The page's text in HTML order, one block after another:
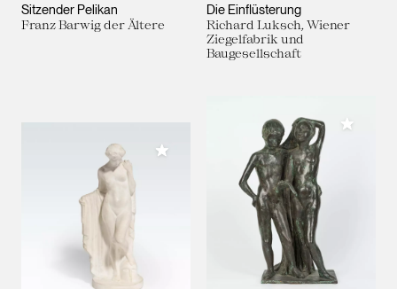
Sitzender Pelikan
Franz Barwig der Ältere
Die Einflüsterung
Richard Luksch, Wiener
Ziegelfabrik und
Baugesellschaft
Meiner Sammlung hinzufügen
Meiner